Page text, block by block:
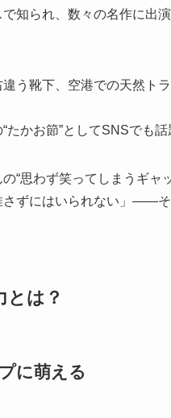
知られ、数々の名作に出
違う靴下、空港での天然
かお節”としてSNSでも話
“思わず笑ってしまうギャ
ずにはいられない」――そ
とは？
に萌える